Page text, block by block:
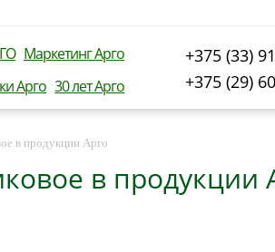
Маркетинг Арго
Арго 30 лет Арго
+375 (33)
+375 (29)
в продукции Арго
в продукции